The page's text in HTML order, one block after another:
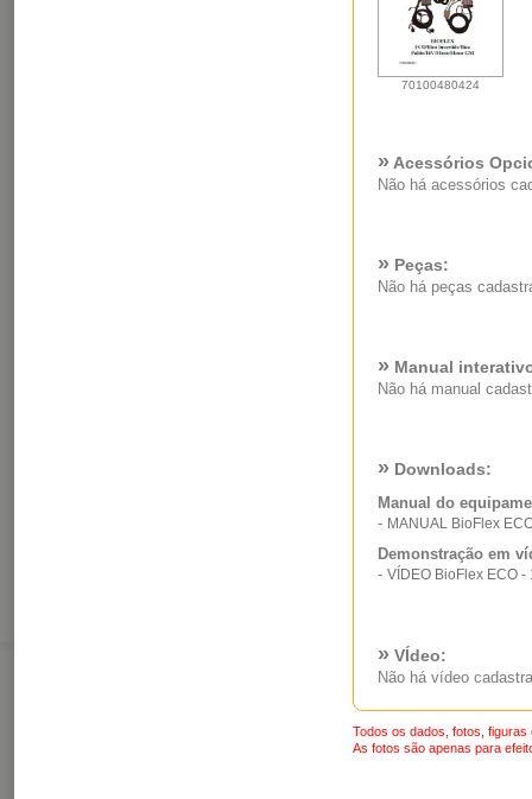
70100480424
»Acessórios
Não há acessórios
»Peças:
Não há peças
»Manual
Não há manual
»Downloads:
Manual do
- MANUAL BioFlex
Demonstração em
- VÍDEO BioFlex ECO -
»VÍdeo:
Não há vídeo
Todos os dados, fotos,
As fotos são apenas para